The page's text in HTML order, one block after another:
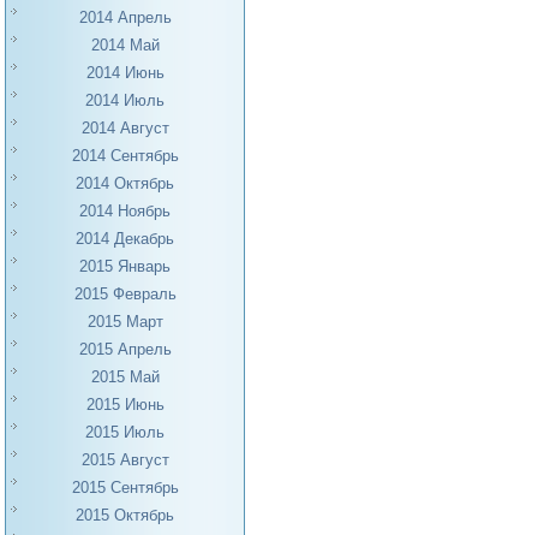
2014 Апрель
2014 Май
2014 Июнь
2014 Июль
2014 Август
2014 Сентябрь
2014 Октябрь
2014 Ноябрь
2014 Декабрь
2015 Январь
2015 Февраль
2015 Март
2015 Апрель
2015 Май
2015 Июнь
2015 Июль
2015 Август
2015 Сентябрь
2015 Октябрь